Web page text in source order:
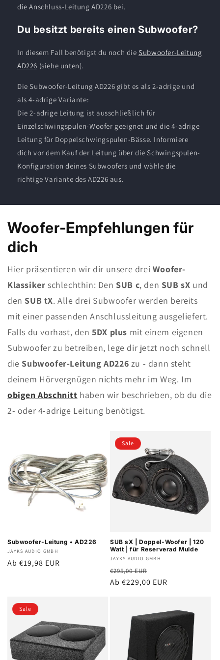
die Anschluss-Leitung AD226 bei.
Du besitzt bereits einen Subwoofer?
In diesem Fall benötigst du noch die Subwoofer-Leitung
AD226 (siehe unten).
Die Subwoofer-Leitung AD226 gibt es als 2-adrige und
als 4-adrige Variante:
Die 2-adrige Leitung ist ausschließlich für
Einzelschwingspulen-Woofer geeignet und die 4-adrige
Leitung für Doppelschwingspulen-Bässe. Informiere
dich vor dem Kauf der Leitung über die Schwingspulen-
Konfiguration deines Subwoofers und wähle die
richtige Variante des AD226 aus.
Woofer-Empfehlungen für
dich
Hier präsentieren wir dir unsere drei Woofer-
Klassiker schlechthin: Den SUB c, den SUB sX und
den SUB tX. Alle drei Subwoofer werden bereits
mit einer passenden Anschlussleitung ausgeliefert.
Falls du vorhast, den5DX plus mit einem eigenen
Subwoofer zu betreiben, lege dir jetzt noch schnell
die Subwoofer-Leitung AD226 zu - dann steht
deinem Hörvergnügen nichts mehr im Weg. Im
obigen Abschnitt haben wir beschrieben, ob du die
2- oder 4-adrige Leitung benötigst.
Subwoofer-Leitung • AD226
Anbieter:
JAYKS AUDIO GMBH
Normaler
Ab €19,98 EUR
Sale
SUB sX | Doppel-Woofer | 120
Watt | für Reserverad Mulde
Anbieter:
JAYKS AUDIO GMBH
Normaler
Preis
€295,00 EUR
Ab €229,00 EUR
Sale